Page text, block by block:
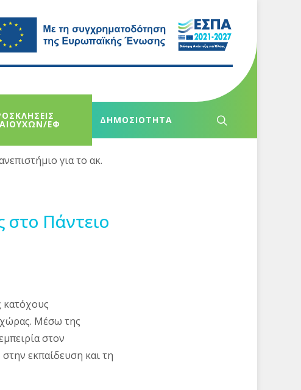
ΕΦ ΔΗΜΟΣΙΟΤΗΤΑ
για το ακ.
στο Πάντειο
κατόχους
χώρας. Μέσω της
στον
εκπαίδευση και τη